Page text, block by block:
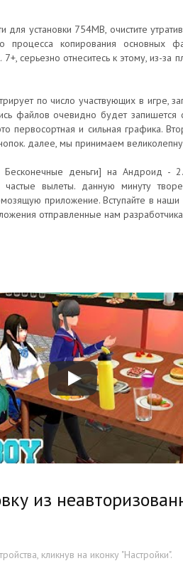
установки 754MB, очистите
процесса копирования основных
серьезно отнеситесь к этому, из-за
по число участвующих в игре,
файлов очевидно будет запишется
первосортная и сильная графика.
далее, мы принимаем
деньги] на Андроид -
частые вылеты. данную минуту
приложение. Вступайте в
отправленные нам
из
кликнув на иконку "Настройки".